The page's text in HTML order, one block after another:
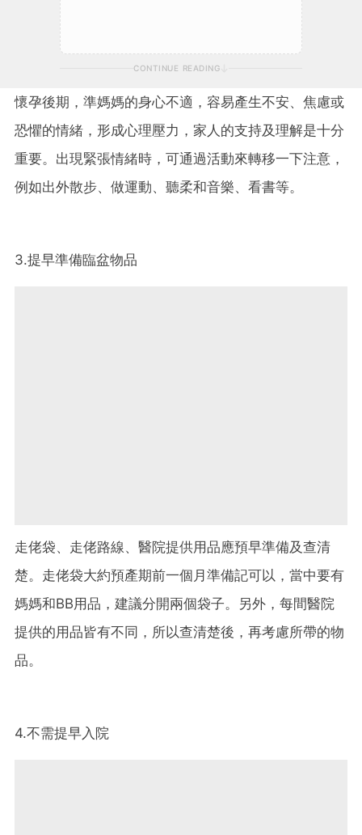
CONTINUE READING
懷孕後期，準媽媽的身心不適，容易產生不安、焦慮或
恐懼的情緒，形成心理壓力，家人的支持及理解是十分
重要。出現緊張情緒時，可通過活動來轉移一下注意，
例如出外散步、做運動、聽柔和音樂、看書等。
3.提早準備臨盆物品
走佬袋、走佬路線、醫院提供用品應預早準備及查清
楚。走佬袋大約預產期前一個月準備記可以，當中要有
媽媽和BB用品，建議分開兩個袋子。另外，每間醫院
提供的用品皆有不同，所以查清楚後，再考慮所帶的物
品。
4.不需提早入院